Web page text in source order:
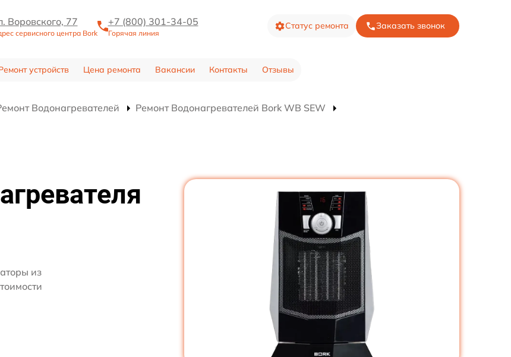
Воровского, 77
сервисного центра Bork
+7 (800) 301-34-05
Горячая линия
Статус ремонта Заказать звонок
устройств Цена ремонта Вакансии Контакты Отзывы
Водонагревателей
Ремонт Водонагревателей Bork WB SEW
из